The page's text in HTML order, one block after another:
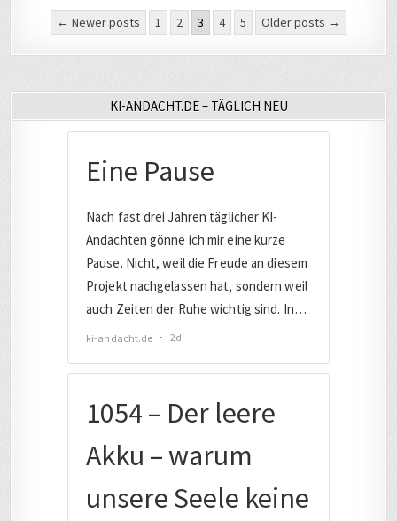
Seitennummerierung
der
← Newer posts 1 2 3 4 5 Older posts →
KI-ANDACHT.DE – TÄGLICH NEU